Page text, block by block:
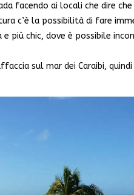
facendo ai locali che dire
c’è la possibilità di fare
più chic, dove è possibile
sul mar dei Caraibi,